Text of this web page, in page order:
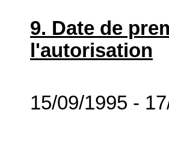
9. Date de
l'autorisation
15/09/1995 -